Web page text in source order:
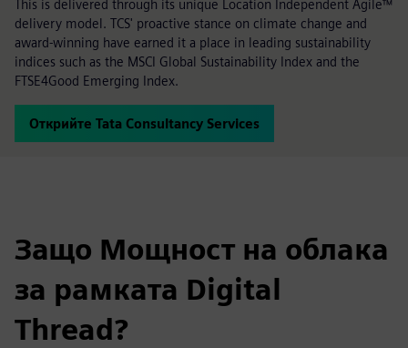
This is delivered through its unique Location Independent Agile™
delivery model. TCS' proactive stance on climate change and
award-winning have earned it a place in leading sustainability
indices such as the MSCI Global Sustainability Index and the
FTSE4Good Emerging Index.
Открийте Tata Consultancy Services
Защо Мощност на облака
за рамката Digital
Thread?